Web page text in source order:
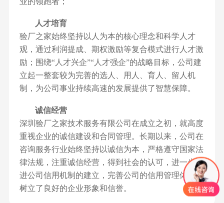
人才培育
验厂之家始终坚持以人为本的核心理念和科学人才
观，通过利润提成、期权激励等复合模式进行人才激
励；围绕“人才兴企”“人才强企”的战略目标，公司建
立起一整套较为完善的选人、用人、育人、留人机
制，为公司事业持续高速的发展提供了智慧保障。
诚信经营
深圳验厂之家技术服务有限公司在成立之初，就高度
重视企业的诚信建设和合同管理。长期以来，公司在
咨询服务行业始终坚持以诚信为本，严格遵守国家法
律法规，注重诚信经营，得到社会的认可，进一步推
进公司信用机制的建立，完善公司的信用管理体系，
树立了良好的企业形象和信誉。